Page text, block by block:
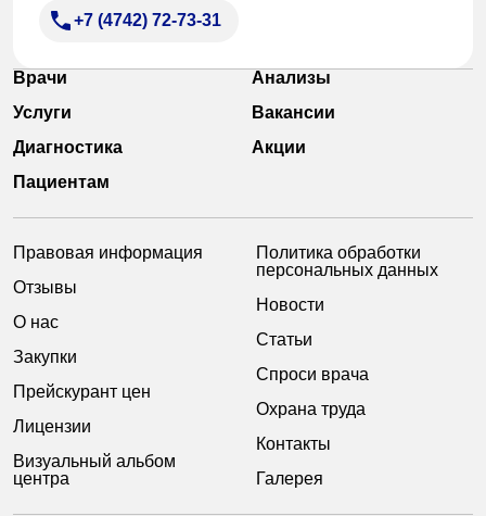
+7 (4742) 72-73-31
Врачи
Анализы
Услуги
Вакансии
Диагностика
Акции
Пациентам
Правовая информация
Отзывы
О нас
Закупки
Прейскурант цен
Лицензии
Визуальный альбом
центра
Политика обработки
персональных данных
Новости
Статьи
Спроси врача
Охрана труда
Контакты
Галерея